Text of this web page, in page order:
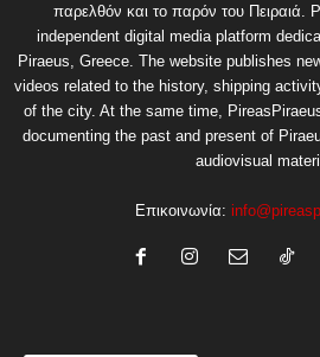
παρελθόν και το παρόν του Πειραιά.
independent digital media platform
Piraeus, Greece. The website publishes
videos related to the history, shipping
of the city. At the same time,
documenting the past and present of
audiovisual
Επικοινωνία: